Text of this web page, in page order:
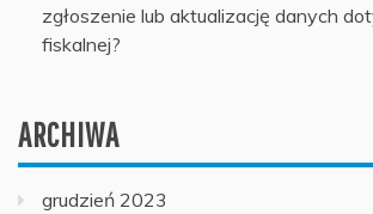
zgłoszenie lub aktualizację danych
fiskalnej?
ARCHIWA
grudzień 2023